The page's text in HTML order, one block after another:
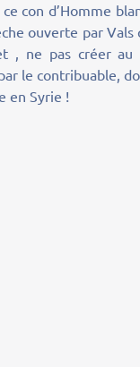
con d’Homme
ouverte par
ne pas créer au
le contribuable,
en Syrie !